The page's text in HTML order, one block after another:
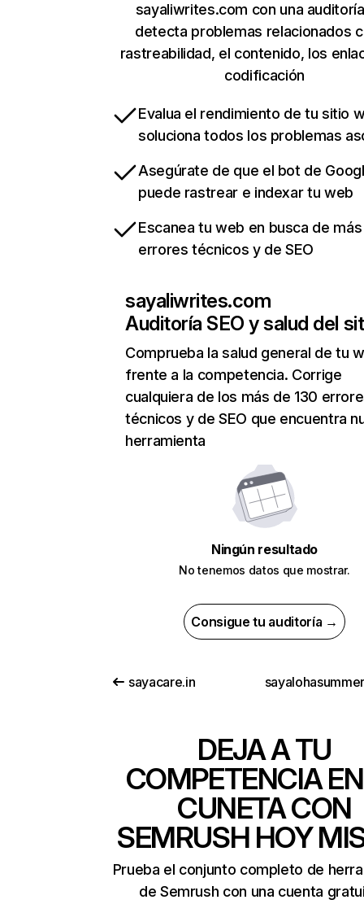
sayaliwrites.com con una
detecta problemas relacionados
rastreabilidad, el contenido, los
codificación
Evalua el rendimiento de tu sitio
soluciona todos los problemas
Asegúrate de que el bot de
puede rastrear e indexar tu web
Escanea tu web en busca de
errores técnicos y de SEO
sayaliwrites.com
Auditoría SEO y salud del
Comprueba la salud general de tu
frente a la competencia. Corrige
cualquiera de los más de 130
técnicos y de SEO que encuentra
herramienta
Ningún resultado
No tenemos datos que mostrar.
Consigue tu auditoría →
sayacare.in
DEJA A TU
COMPETENCIA
CUNETA CON
SEMRUSH HOY
Prueba el conjunto completo de
de Semrush con una cuenta